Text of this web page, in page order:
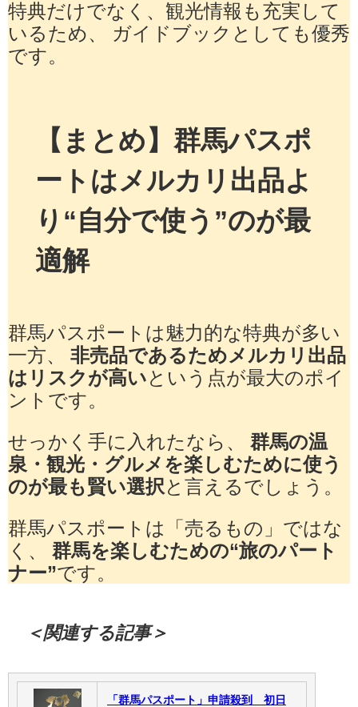
特典だけでなく、観光情報も充実して
いるため、 ガイドブックとしても優秀
です。
【まとめ】群馬パスポ
ートはメルカリ出品よ
り“自分で使う”のが最
適解
群馬パスポートは魅力的な特典が多い
一方、 非売品であるためメルカリ出品
はリスクが高い という点が最大のポイ
ントです。
せっかく手に入れたなら、 群馬の温
泉・観光・グルメを楽しむために使う
のが最も賢い選択 と言えるでしょう。
群馬パスポートは「売るもの」ではな
く、 群馬を楽しむための“旅のパート
ナー”です。
＜関連する記事＞
「群馬パスポート」申請殺到 初日